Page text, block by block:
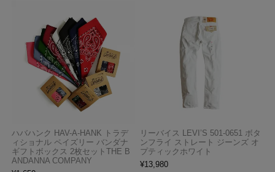
ハバハンク HAV-A-HANK トラデ
ィショナル ペイズリー バンダナ
ギフトボックス 2枚セットTHE B
ANDANNA COMPANY
リーバイス LEVI’S 501-0651 ボタ
ンフライ ストレート ジーンズ オ
プティックホワイト
¥13,980